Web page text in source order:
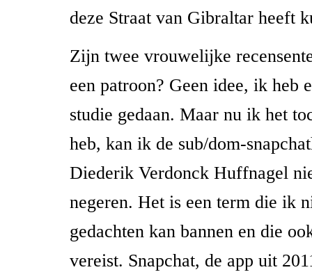
deze Straat van Gibraltar heeft
Zijn twee vrouwelijke
een patroon? Geen idee, ik heb
studie gedaan. Maar nu ik het
heb, kan ik de sub/dom-
Diederik Verdonck Huffnagel
negeren. Het is een term die ik
gedachten kan bannen en die
vereist. Snapchat, de app uit